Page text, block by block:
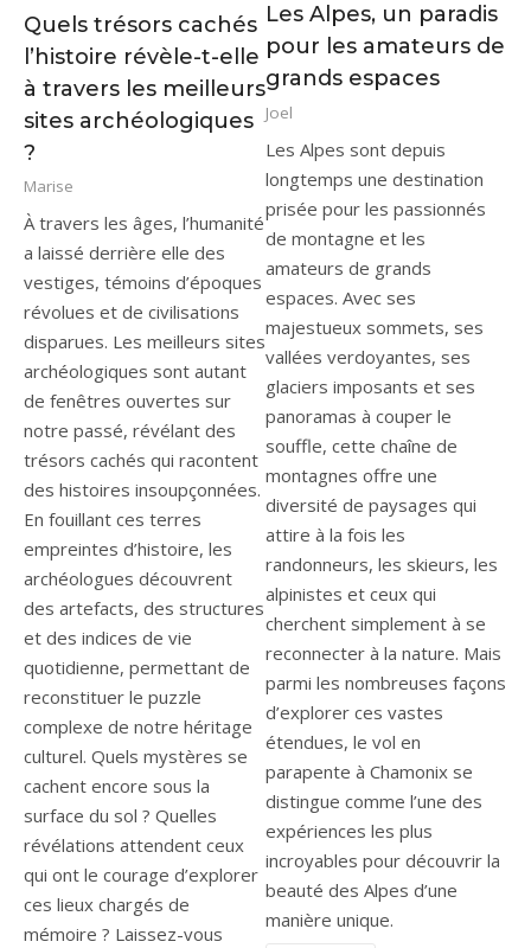
Quels trésors cachés
l’histoire révèle-t-elle
à travers les meilleurs
sites archéologiques
?
Marise
À travers les âges, l’humanité
a laissé derrière elle des
vestiges, témoins d’époques
révolues et de civilisations
disparues. Les meilleurs sites
archéologiques sont autant
de fenêtres ouvertes sur
notre passé, révélant des
trésors cachés qui racontent
des histoires insoupçonnées.
En fouillant ces terres
empreintes d’histoire, les
archéologues découvrent
des artefacts, des structures
et des indices de vie
quotidienne, permettant de
reconstituer le puzzle
complexe de notre héritage
culturel. Quels mystères se
cachent encore sous la
surface du sol ? Quelles
révélations attendent ceux
qui ont le courage d’explorer
ces lieux chargés de
mémoire ? Laissez-vous
Les Alpes, un paradis
pour les amateurs de
grands espaces
Joel
Les Alpes sont depuis
longtemps une destination
prisée pour les passionnés
de montagne et les
amateurs de grands
espaces. Avec ses
majestueux sommets, ses
vallées verdoyantes, ses
glaciers imposants et ses
panoramas à couper le
souffle, cette chaîne de
montagnes offre une
diversité de paysages qui
attire à la fois les
randonneurs, les skieurs, les
alpinistes et ceux qui
cherchent simplement à se
reconnecter à la nature. Mais
parmi les nombreuses façons
d’explorer ces vastes
étendues, le vol en
parapente à Chamonix se
distingue comme l’une des
expériences les plus
incroyables pour découvrir la
beauté des Alpes d’une
manière unique.